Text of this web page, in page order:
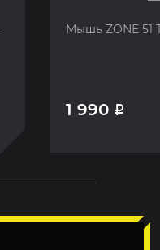
Мышь ZONE 51
1 990 Р